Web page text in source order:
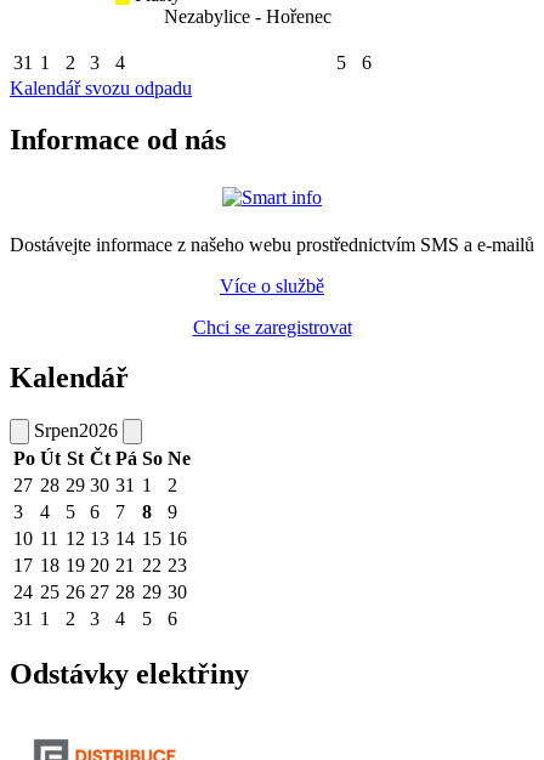
Nezabylice - Hořenec
31 1 2 3 4 5
6
Kalendář svozu odpadu
Informace od nás
Dostávejte informace z našeho webu prostřednictvím SMS a e-mailů
Více o službě
Chci se zaregistrovat
Kalendář
Srpen2026
Po Út St Čt Pá So Ne
27 28 29 30 31 1
2
3
4 5 6 7 8
9
10 11 12 13 14 15 16
17 18 19 20 21 22 23
24 25 26 27 28 29 30
31 1 2 3 4 5 6
Odstávky elektřiny